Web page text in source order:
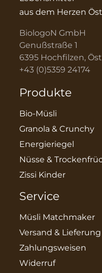
aus dem Herzen
BiologoN GmbH
Genußstraße 1
6395 Hochfilzen,
+43 (0)5359 24174
Produkte
Bio-Müsli
Granola & Crunchy
Energieriegel
Nüsse &
Zissi Kinder
Service
Müsli Matchmaker
Versand & Lieferung
Zahlungsweisen
Widerruf